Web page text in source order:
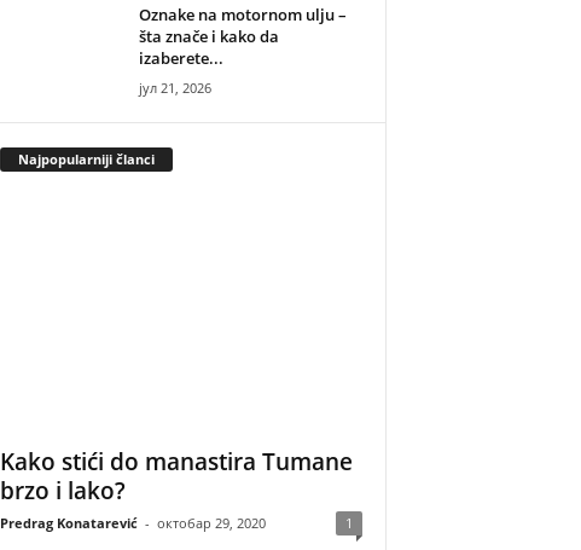
Oznake na motornom ulju –
šta znače i kako da
izaberete...
јул 21, 2026
Najpopularniji članci
Kako stići do manastira Tumane
brzo i lako?
Predrag Konatarević - октобар 29, 2020 1